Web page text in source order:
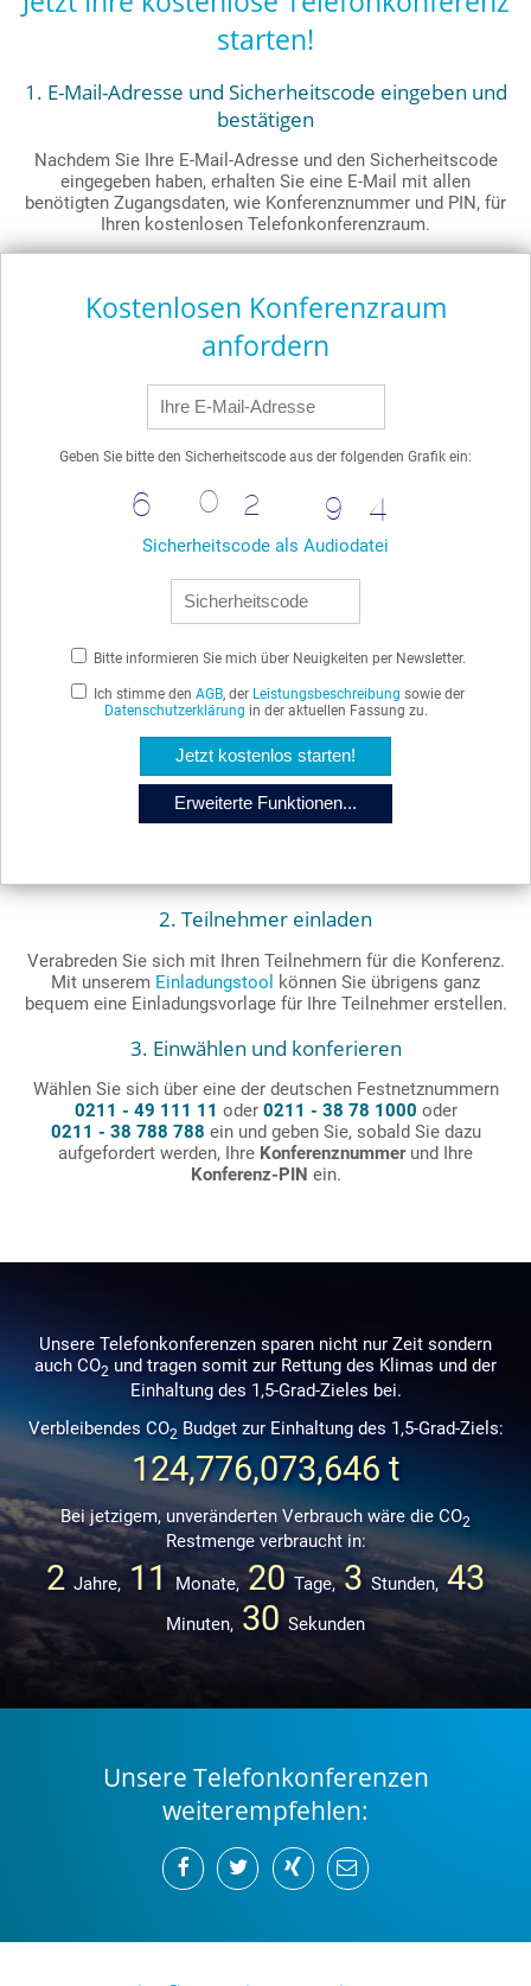
starten!
1. E-Mail-Adresse und Sicherheitscode eingeben und
bestätigen
Nachdem Sie Ihre E-Mail-Adresse und den Sicherheitscode
eingegeben haben, erhalten Sie eine E-Mail mit allen
benötigten Zugangsdaten, wie Konferenznummer und PIN, für
Ihren kostenlosen Telefonkonferenzraum.
Kostenlosen Konferenzraum
anfordern
Geben Sie bitte den Sicherheitscode aus der folgenden Grafik ein:
Sicherheitscode als Audiodatei
Bitte informieren Sie mich über Neuigkeiten per Newsletter.
Ich stimme den AGB, der Leistungsbeschreibung sowie der
Datenschutzerklärung in der aktuellen Fassung zu.
Jetzt kostenlos starten!
Erweiterte Funktionen...
2. Teilnehmer einladen
Verabreden Sie sich mit Ihren Teilnehmern für die Konferenz.
Mit unserem Einladungstool
können Sie übrigens ganz
bequem eine Einladungsvorlage für Ihre Teilnehmer erstellen.
3. Einwählen und konferieren
Wählen Sie sich über eine der deutschen Festnetznummern
0211 - 49 111 11 oder 0211 - 38 78 1000 oder
0211 - 38 788 788 ein und geben Sie, sobald Sie dazu
aufgefordert werden, Ihre Konferenznummerund Ihre
Konferenz-PIN ein.
Unsere Telefonkonferenzen sparen nicht nur Zeit sondern
auch CO2 und tragen somit zur Rettung des Klimas und der
Einhaltung des 1,5-Grad-Zieles bei.
Verbleibendes CO2 Budget zur Einhaltung des 1,5-Grad-Ziels:
124,776,073,646 t
Bei jetzigem, unveränderten Verbrauch wäre die CO2
Restmenge verbraucht in:
2 Jahre,11Monate, 20Tage,3 Stunden,43
Minuten, 30 Sekunden
Unsere Telefonkonferenzen
weiterempfehlen: